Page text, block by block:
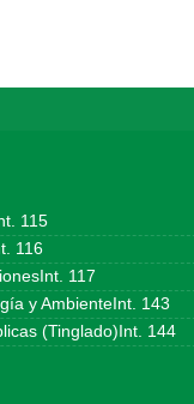
115
116
117
y AmbienteInt. 143
(Tinglado)Int. 144